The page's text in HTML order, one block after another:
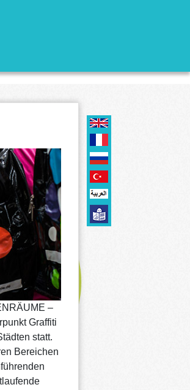
–
Graffiti
statt.
Bereichen